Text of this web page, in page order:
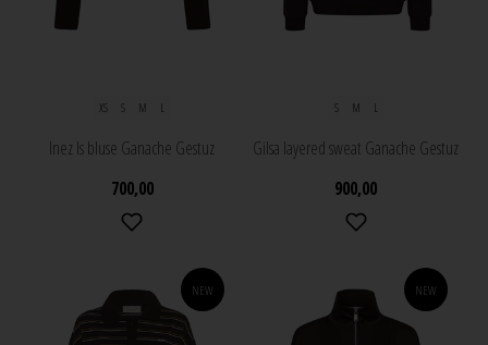
XS S M L
Inez ls bluse Ganache Gestuz
700,00
S M L
Gilsa layered sweat Ganache Gestuz
900,00
NEW NEW